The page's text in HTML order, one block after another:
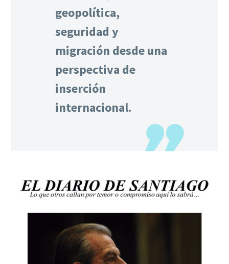
geopolítica,
seguridad y
migración desde una
perspectiva de
inserción
internacional.